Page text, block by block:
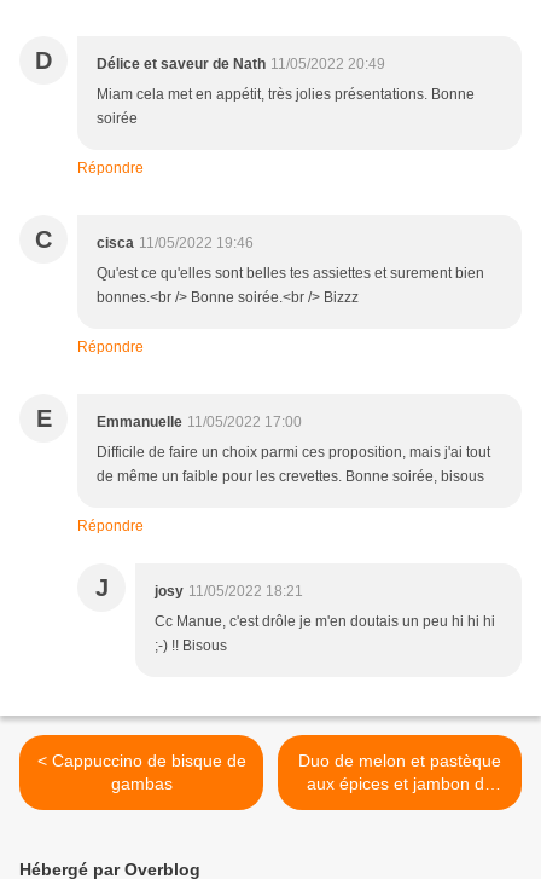
D Délice et saveur de Nath 11/05/2022 20:49
Miam cela met en appétit, très jolies présentations. Bonne
soirée
Répondre
C cisca 11/05/2022 19:46
Qu'est ce qu'elles sont belles tes assiettes et surement bien
bonnes.<br /> Bonne soirée.<br /> Bizzz
Répondre
E Emmanuelle 11/05/2022 17:00
Difficile de faire un choix parmi ces proposition, mais j'ai tout
de même un faible pour les crevettes. Bonne soirée, bisous
Répondre
J josy 11/05/2022 18:21
Cc Manue, c'est drôle je m'en doutais un peu hi hi hi
;-) !! Bisous
< Cappuccino de bisque de
gambas
Duo de melon et pastèque
aux épices et jambon de
Parme >
Hébergé par Overblog